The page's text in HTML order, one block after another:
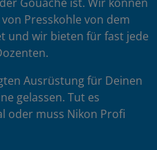
Presskohle von dem
und wir bieten für fast jede
Ausrüstung für Deinen
gelassen. Tut es
oder muss Nikon Profi